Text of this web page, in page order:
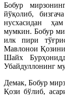
Бобур
йўқолиб,
нусхасидан
мумкин. Бобур
илк пири
Мавлонои
Шайх
Убайдуллонинг
Демак, Бобур
Қози бўлиб,